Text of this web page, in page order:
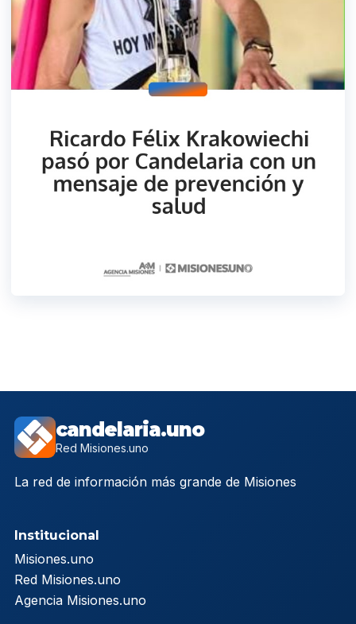
candelaria.uno
Red Misiones.uno
La red de información más grande de Misiones
Institucional
Misiones.uno
Red Misiones.uno
Agencia Misiones.uno